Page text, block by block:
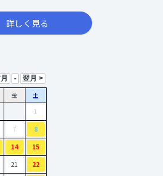
詳しく見る
金
土
1
7
8
14
15
21
22